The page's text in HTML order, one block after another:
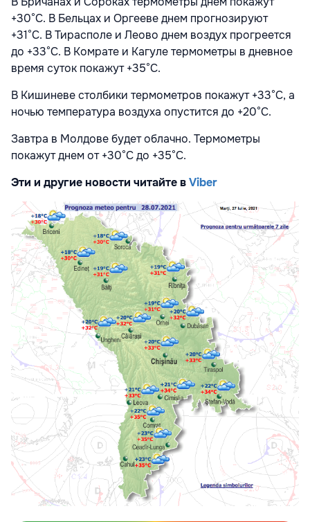
+30°С. В Бельцах и Оргееве днем прогнозируют
+31°С. В Тирасполе и Леово днем воздух прогреется
до +33°С. В Комрате и Кагуле термометры в дневное
время суток покажут +35°С.
В Кишиневе столбики термометров покажут +33°С, а
ночью температура воздуха опустится до +20°С.
Завтра в Молдове будет облачно. Термометры
покажут днем от +30°С до +35°С.
Эти и другие новости читайте вViber